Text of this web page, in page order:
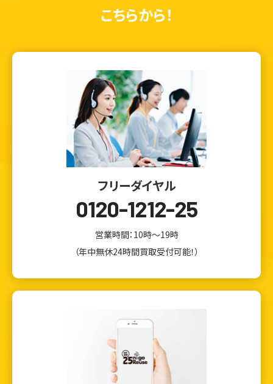
かんたん査定見積
こちらから！
フリーダイヤル
0120-1212-25
営業時間：10時～19時
（年中無休24時間買取受付可能！）